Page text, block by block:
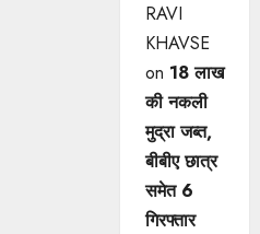
RAVI
KHAVSE
on 18 लाख
की नकली
मुद्रा जब्त,
बीबीए छात्र
समेत 6
गिरफ्तार